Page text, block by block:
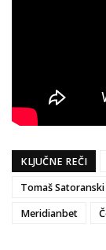
KLJUČNE REČI
Tomaš Satoranski
Meridianbet